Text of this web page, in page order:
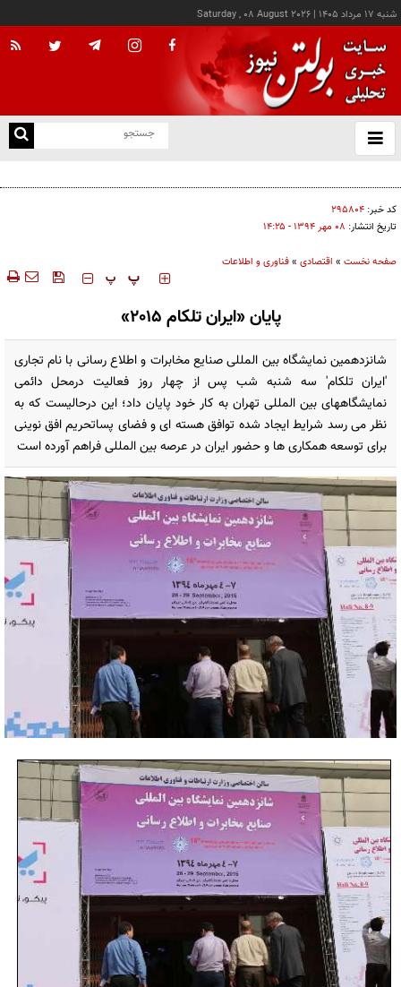
شنبه ۱۷ مرداد ۱۴۰۵ |
Saturday , 08 August 2026
باز
و
کد خبر: ۲۹۵۸۰۴
تاریخ انتشار: ۰۸ مهر ۱۳۹۴ - ۱۴:۲۵
صفحه نخست » اقتصادی »فناوری و اطلاعات
‍‍‍ پ پ
پایان «ایران تلکام 2015»
شانزدهمین نمایشگاه بین المللی صنایع مخابرات و اطلاع رسانی با نام تجاری
'ایران تلکام' سه شنبه شب پس از چهار روز فعالیت درمحل دائمی
نمایشگاههای بین المللی تهران به کار خود پایان داد؛ این درحالیست که به
نظر می رسد شرایط ایجاد شده توافق هسته ای و فضای پساتحریم افق نوینی
برای توسعه همکاری ها و حضور ایران در عرصه بین المللی فراهم آورده است